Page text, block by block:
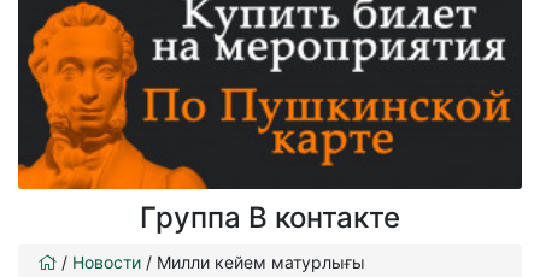
Группа В контакте
/ Новости / Милли кейем матурлығы